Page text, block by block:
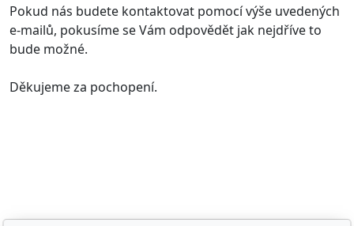
Pokud nás budete kontaktovat pomocí výše uvedených
e-mailů, pokusíme se Vám odpovědět jak nejdříve to
bude možné.
Děkujeme za pochopení.